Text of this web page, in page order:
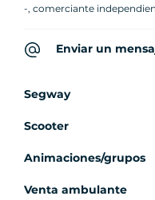
-, comerciante
Enviar un
Segway
Scooter
Animaciones/grupos
Venta ambulante